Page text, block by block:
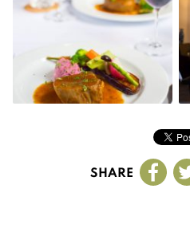
SHARE